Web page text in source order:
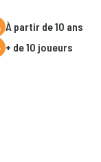
à partir de 10 ans
+ de 10 joueurs